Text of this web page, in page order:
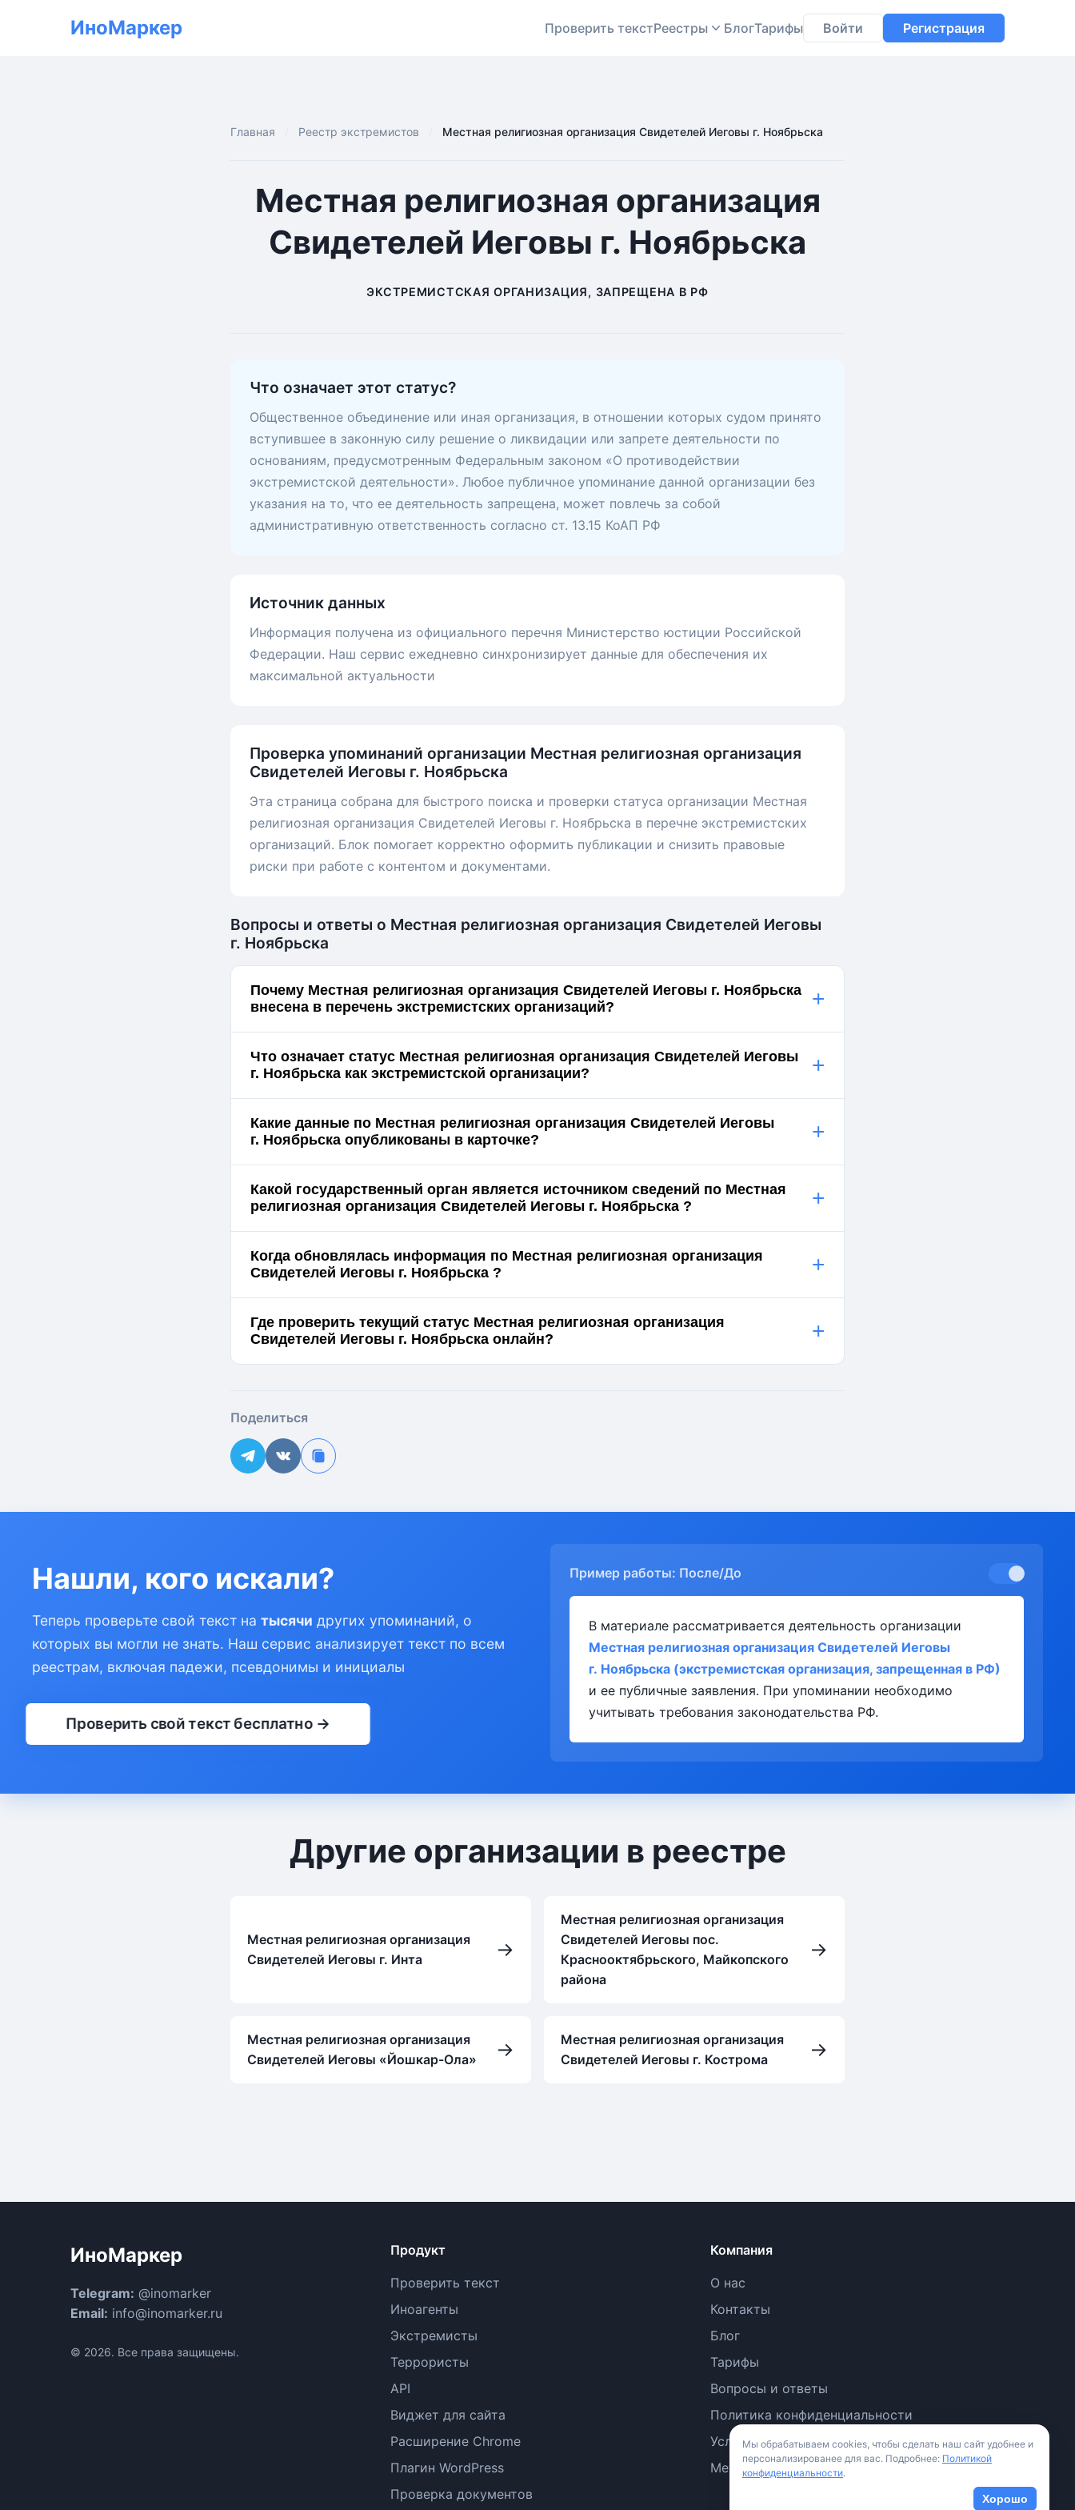
ИноМаркер Проверить текстРеестры БлогТарифы Войти Регистрация
Главная Реестр экстремистов Местная религиозная организация Свидетелей Иеговы г. Ноябрьска
Местная религиозная организация
Свидетелей Иеговы г. Ноябрьска
ЭКСТРЕМИСТСКАЯ ОРГАНИЗАЦИЯ, ЗАПРЕЩЕНА В РФ
Что означает этот статус?
Общественное объединение или иная организация, в отношении которых судом принято
вступившее в законную силу решение о ликвидации или запрете деятельности по
основаниям, предусмотренным Федеральным законом «О противодействии
экстремистской деятельности». Любое публичное упоминание данной организации без
указания на то, что ее деятельность запрещена, может повлечь за собой
административную ответственность согласно ст. 13.15 КоАП РФ
Источник данных
Информация получена из официального перечня Министерство юстиции Российской
Федерации. Наш сервис ежедневно синхронизирует данные для обеспечения их
максимальной актуальности
Проверка упоминаний организации Местная религиозная организация
Свидетелей Иеговы г. Ноябрьска
Эта страница собрана для быстрого поиска и проверки статуса организации Местная
религиозная организация Свидетелей Иеговы г. Ноябрьска в перечне экстремистских
организаций. Блок помогает корректно оформить публикации и снизить правовые
риски при работе с контентом и документами.
Вопросы и ответы о Местная религиозная организация Свидетелей Иеговы
г. Ноябрьска
Почему Местная религиозная организация Свидетелей Иеговы г. Ноябрьска
внесена в перечень экстремистских организаций?
+
Что означает статус Местная религиозная организация Свидетелей Иеговы
г. Ноябрьска как экстремистской организации?
+
Какие данные по Местная религиозная организация Свидетелей Иеговы
г. Ноябрьска опубликованы в карточке?
+
Какой государственный орган является источником сведений по Местная
религиозная организация Свидетелей Иеговы г. Ноябрьска ?
+
Когда обновлялась информация по Местная религиозная организация
Свидетелей Иеговы г. Ноябрьска ?
+
Где проверить текущий статус Местная религиозная организация
Свидетелей Иеговы г. Ноябрьска онлайн?
+
Поделиться
Нашли, кого искали?
Теперь проверьте свой текст на тысячи других упоминаний, о
которых вы могли не знать. Наш сервис анализирует текст по всем
реестрам, включая падежи, псевдонимы и инициалы
Проверить свой текст бесплатно →
Пример работы: После/До
В материале рассматривается деятельность организации
Местная религиозная организация Свидетелей Иеговы
г. Ноябрьска (экстремистская организация, запрещенная в РФ)
и ее публичные заявления. При упоминании необходимо
учитывать требования законодательства РФ.
Другие организации в реестре
Местная религиозная организация
Свидетелей Иеговы г. Инта
→
Местная религиозная организация
Свидетелей Иеговы пос.
Краснооктябрьского, Майкопского
района
→
Местная религиозная организация
Свидетелей Иеговы «Йошкар-Ола»
→
Местная религиозная организация
Свидетелей Иеговы г. Кострома
→
ИноМаркер
Telegram: @inomarker
Email: info@inomarker.ru
© 2026. Все права защищены.
Продукт
Проверить текст
Иноагенты
Экстремисты
Террористы
API
Виджет для сайта
Расширение Chrome
Плагин WordPress
Проверка документов
Компания
О нас
Контакты
Блог
Тарифы
Вопросы и ответы
Политика конфиденциальности
Условия использования
Методология
Мы обрабатываем cookies, чтобы сделать наш сайт удобнее и
персонализированее для вас. Подробнее: Политикой
конфиденциальности.
Хорошо